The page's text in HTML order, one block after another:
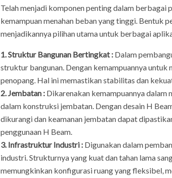
Telah menjadi komponen penting dalam berbagai
kemampuan menahan beban yang tinggi. Bentuk
menjadikannya pilihan utama untuk berbagai
1. Struktur Bangunan Bertingkat :Dalam
struktur bangunan. Dengan kemampuannya
penopang. Hal ini memastikan stabilitas dan
2. Jembatan :Dikarenakan kemampuannya dalam
dalam konstruksi jembatan. Dengan desain H
dikurangi dan keamanan jembatan dapat
penggunaan H Beam.
3. Infrastruktur Industri :Digunakan dalam
industri. Strukturnya yang kuat dan tahan lama
memungkinkan konfigurasi ruang yang fleksibel,